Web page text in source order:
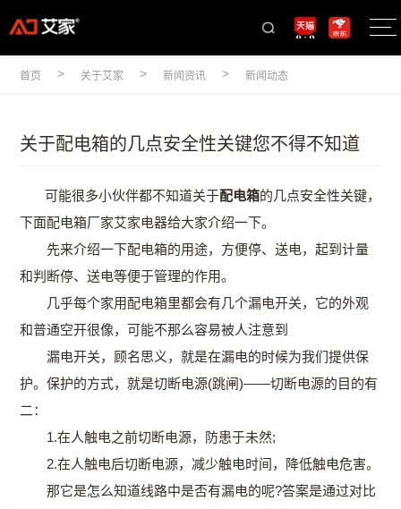
首页 > 关于艾家 >新闻资讯 >新闻动态
关于配电箱的几点安全性关键您不得不知道
可能很多小伙伴都不知道关于配电箱的几点安全性关键，
下面配电箱厂家艾家电器给大家介绍一下。
先来介绍一下配电箱的用途，方便停、送电，起到计量
和判断停、送电等便于管理的作用。
几乎每个家用配电箱里都会有几个漏电开关，它的外观
和普通空开很像，可能不那么容易被人注意到
漏电开关，顾名思义，就是在漏电的时候为我们提供保
护。保护的方式，就是切断电源(跳闸)——切断电源的目的有
二：
1.在人触电之前切断电源，防患于未然;
2.在人触电后切断电源，减少触电时间，降低触电危害。
那它是怎么知道线路中是否有漏电的呢?答案是通过对比